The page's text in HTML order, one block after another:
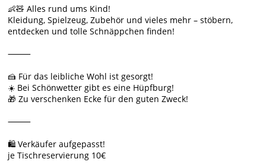
👶🧸 Alles rund ums Kind!
Kleidung, Spielzeug, Zubehör und vieles mehr – stöbern,
entdecken und tolle Schnäppchen finden!
⸻
🍰 Für das leibliche Wohl ist gesorgt!
☀️ Bei Schönwetter gibt es eine Hüpfburg!
🎁 Zu verschenken Ecke für den guten Zweck!
⸻
🛍 Verkäufer aufgepasst!
je Tischreservierung 10€